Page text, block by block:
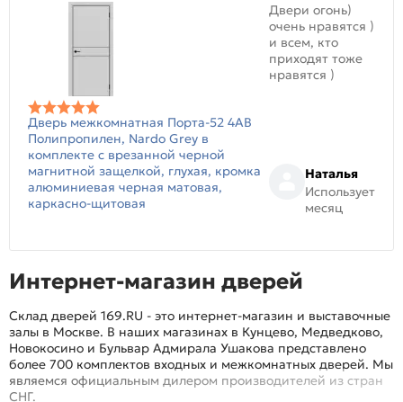
Дверь межкомнатная Порта-52 4AB
Полипропилен, Nardo Grey в
комплекте с врезанной черной
магнитной защелкой, глухая, кромка
алюминиевая черная матовая,
каркасно-щитовая
Двери огонь)
очень нравятся )
и всем, кто
приходят тоже
нравятся )
Наталья
Использует
месяц
Интернет-магазин дверей
Склад дверей 169.RU - это интернет-магазин и выставочные
залы в Москве. В наших магазинах в Кунцево, Медведково,
Новокосино и Бульвар Адмирала Ушакова представлено
более 700 комплектов входных и межкомнатных дверей. Мы
являемся официальным дилером производителей из стран
СНГ.